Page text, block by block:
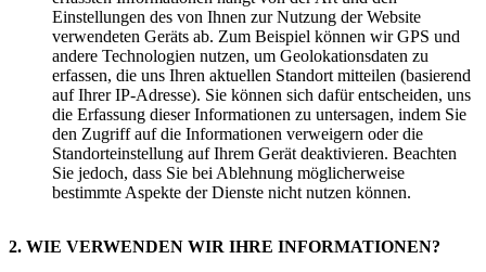
Einstellungen des von Ihnen zur Nutzung der Website
verwendeten Geräts ab. Zum Beispiel können wir GPS und
andere Technologien nutzen, um Geolokationsdaten zu
erfassen, die uns Ihren aktuellen Standort mitteilen (basierend
auf Ihrer IP-Adresse). Sie können sich dafür entscheiden, uns
die Erfassung dieser Informationen zu untersagen, indem Sie
den Zugriff auf die Informationen verweigern oder die
Standorteinstellung auf Ihrem Gerät deaktivieren. Beachten
Sie jedoch, dass Sie bei Ablehnung möglicherweise
bestimmte Aspekte der Dienste nicht nutzen können.
2. WIE VERWENDEN WIR IHRE INFORMATIONEN?